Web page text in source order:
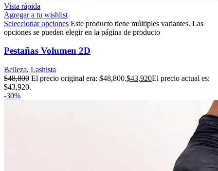
Vista rápida
Agregar a tu wishlist
Seleccionar opciones Este producto tiene múltiples variantes. Las
opciones se pueden elegir en la página de producto
Pestañas Volumen 2D
Belleza, Lashista
$48,800 El precio original era: $48,800.$43,920El precio actual es:
$43,920.
-30%